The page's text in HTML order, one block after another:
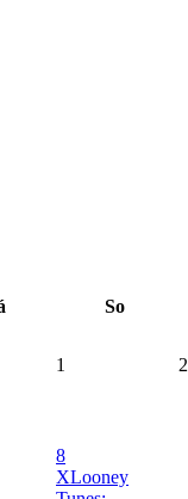
So
1 2
8
XLooney